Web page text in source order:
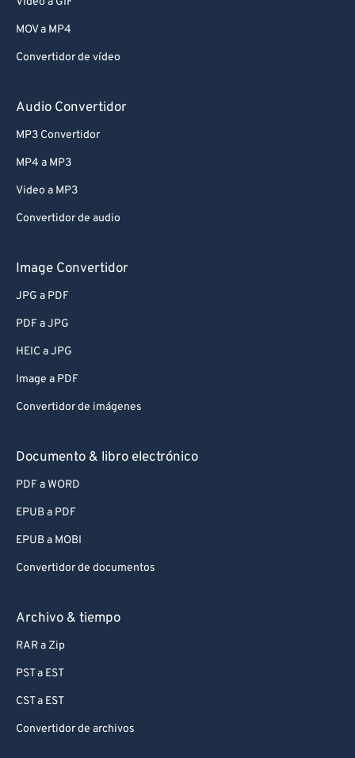
MOV a MP4
Convertidor de vídeo
Audio Convertidor
MP3 Convertidor
MP4 a MP3
Video a MP3
Convertidor de audio
Image Convertidor
JPG a PDF
PDF a JPG
HEIC a JPG
Image a PDF
Convertidor de imágenes
Documento & libro electrónico
PDF a WORD
EPUB a PDF
EPUB a MOBI
Convertidor de documentos
Archivo & tiempo
RAR a Zip
PST a EST
CST a EST
Convertidor de archivos